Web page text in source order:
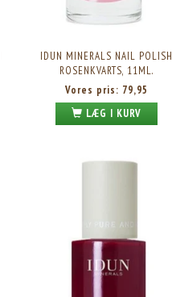
IDUN MINERALS NAIL POLISH
ROSENKVARTS, 11ML.
Vores pris: 79,95
LÆG I KURV